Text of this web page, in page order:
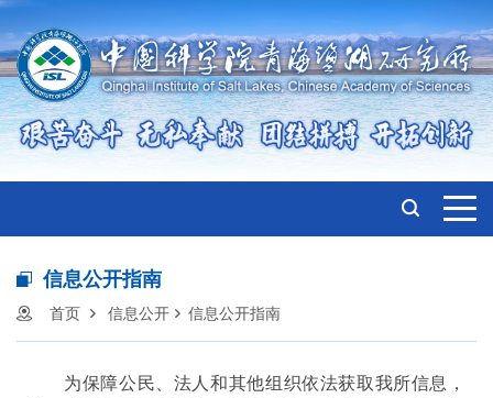
信息公开指南
首页 信息公开 信息公开指南
为保障公民、法人和其他组织依法获取我所信息，